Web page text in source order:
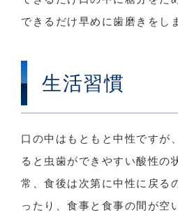
できるだけ早めに歯磨きをし
生活習慣
口の中はもともと中性ですが
ると虫歯ができやすい酸性の
常、食後は次第に中性に戻る
ったり、食事と食事の間が空